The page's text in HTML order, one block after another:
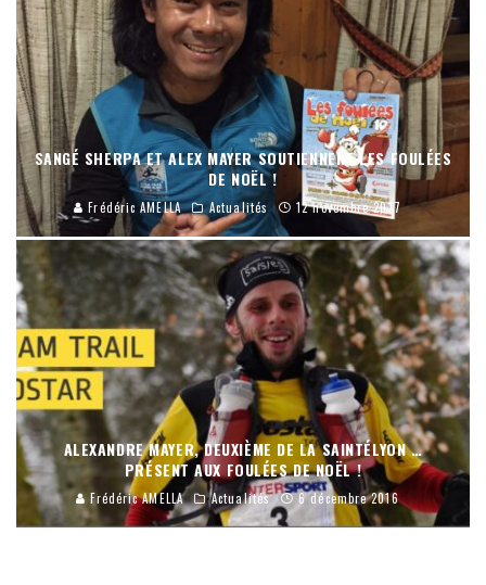
SANGÉ SHERPA ET ALEX MAYER SOUTIENNENT LES FOULÉES
DE NOËL !
Frédéric AMELLA Actualités 12 novembre 2017
ALEXANDRE MAYER, DEUXIÈME DE LA SAINTÉLYON …
PRÉSENT AUX FOULÉES DE NOËL !
Frédéric AMELLA Actualités 6 décembre 2016